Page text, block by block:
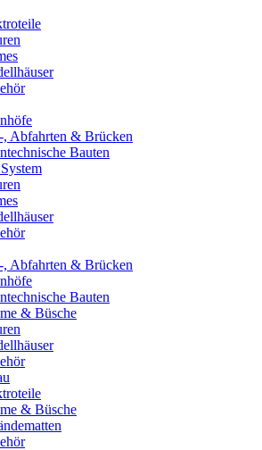
Abfahrten & Brücken
Bauten
Abfahrten & Brücken
Bauten
& Büsche
& Büsche